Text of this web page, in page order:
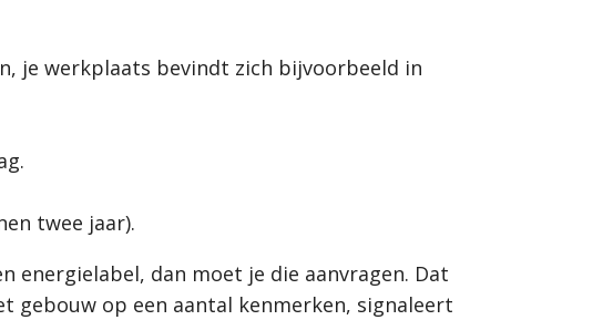
je werkplaats bevindt zich bijvoorbeeld in
twee jaar).
energielabel, dan moet je die aanvragen. Dat
gebouw op een aantal kenmerken, signaleert